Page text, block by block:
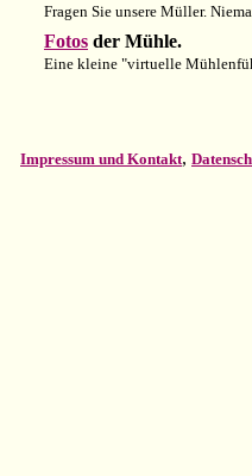
Fragen Sie unsere Müller.
Fotos der Mühle.
Eine kleine "virtuelle
Impressum und Kontakt,